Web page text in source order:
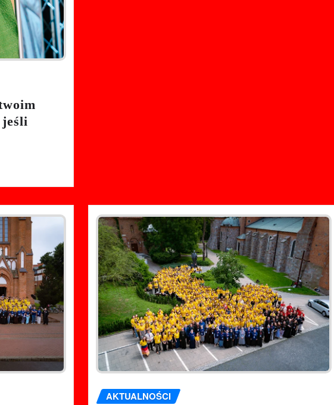
jeśli
AKTUALNOŚCI